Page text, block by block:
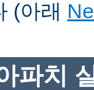
(아래
파치